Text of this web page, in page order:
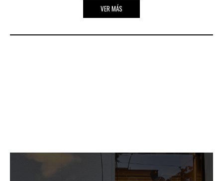
VER MÁS